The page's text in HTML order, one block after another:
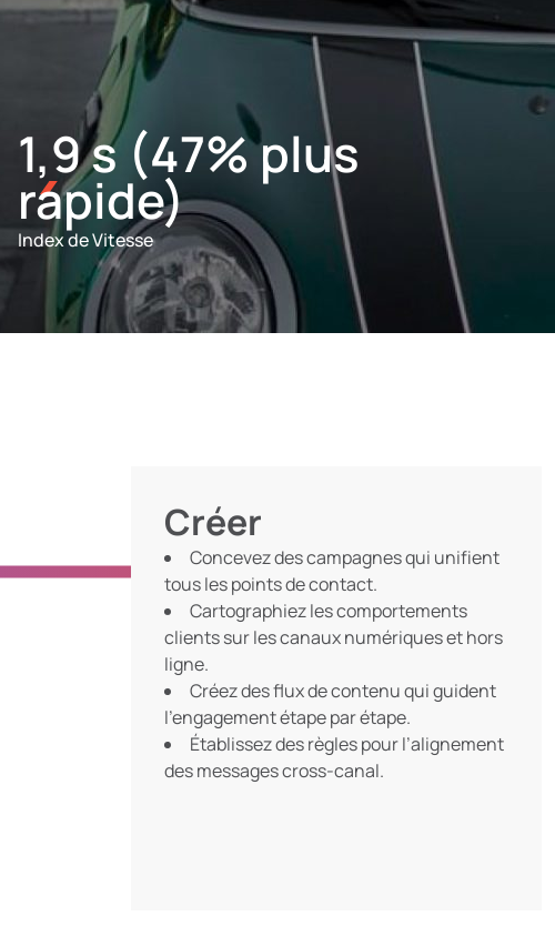
1,9 s (47% plus
rapide)
Index de Vitesse
Créer
Concevez des campagnes qui unifient
tous les points de contact.
Cartographiez les comportements
clients sur les canaux numériques et hors
ligne.
Créez des flux de contenu qui guident
l’engagement étape par étape.
Établissez des règles pour l’alignement
des messages cross-canal.